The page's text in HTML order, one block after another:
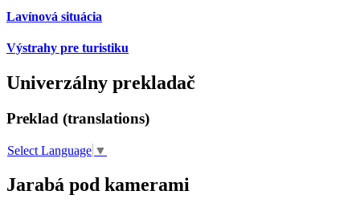
Lavínová situácia
Výstrahy pre turistiku
Univerzálny prekladač
Preklad (translations)
Select Language ▼
Jarabá pod kamerami